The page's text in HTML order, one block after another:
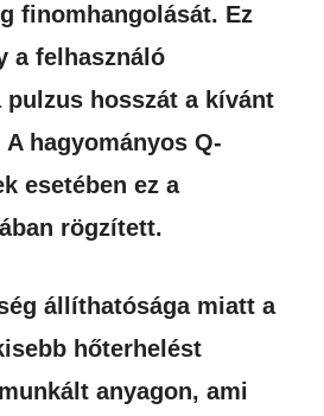
finomhangolását. Ez
a felhasználó
hosszát a kívánt
hagyományos Q-
esetében ez a
rögzített.
állíthatósága miatt a
hőterhelést
anyagon, ami